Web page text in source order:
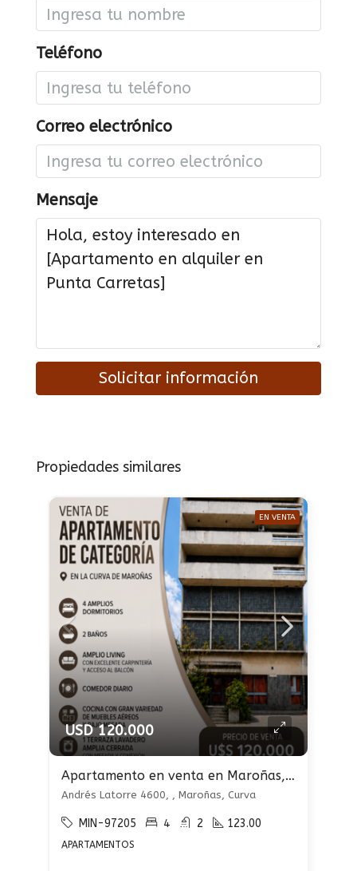
Teléfono
Correo electrónico
Mensaje
Solicitar información
Propiedades similares
EN VENTA
USD 120.000
Apartamento en venta en Maroñas, Curva
Andrés Latorre 4600, , Maroñas, Curva
MIN-97205 4 2 123.00
APARTAMENTOS